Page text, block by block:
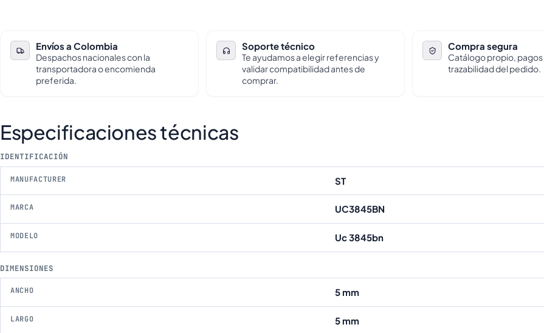
Envíos a Colombia
Despachos nacionales con la
transportadora o encomienda
preferida.
Soporte técnico
Te ayudamos a elegir referencias y
validar compatibilidad antes de
comprar.
Compra segura
Catálogo propio,
trazabilidad del pedido.
Especificaciones técnicas
IDENTIFICACIÓN
MANUFACTURER ST
MARCA UC3845BN
MODELO Uc 3845bn
DIMENSIONES
ANCHO 5 mm
LARGO 5 mm